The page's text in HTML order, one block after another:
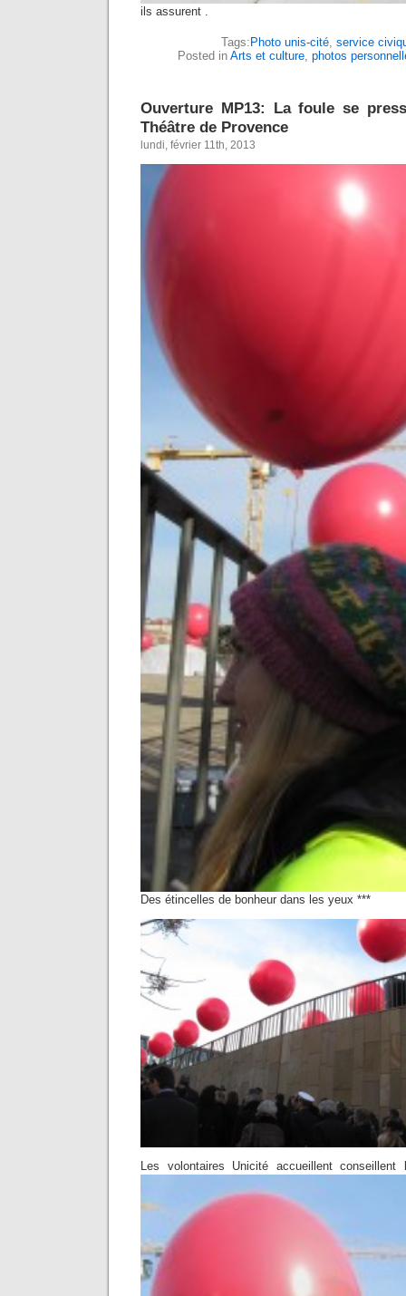
ils assurent .
Tags:Photo unis-cité, service
Posted in Arts et culture, photos
Ouverture MP13: La foule se
Théâtre de Provence
lundi, février 11th, 2013
Des étincelles de bonheur dans les yeux ***
Les volontaires Unicité accueillent